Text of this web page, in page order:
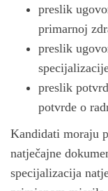
preslik
primarnoj
preslik
preslik
potvrde o
Kandidati moraju
natječajne
specijalizacija